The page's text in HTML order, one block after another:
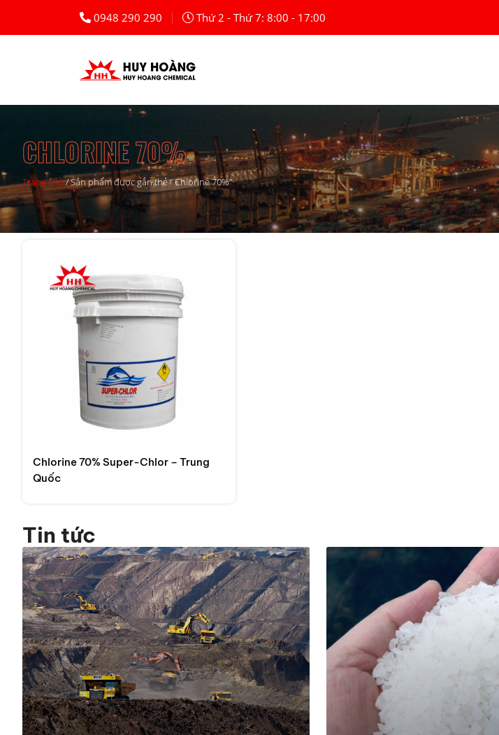
0948 290 290 | Thứ 2 - Thứ 7: 8:00 - 17:00
CHLORINE 70%
Trang chủ/Sản phẩm được gắn thẻ “ Chlorine 70%”
Chlorine 70% Super-Chlor – Trung
Quốc
Tin tức